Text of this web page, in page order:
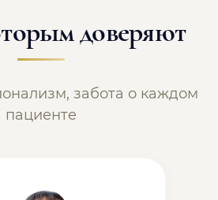
доверяют
забота о каждом
пациенте